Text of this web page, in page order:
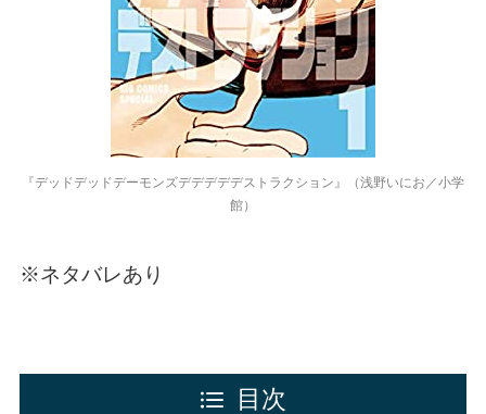
『デッドデッドデーモンズデデデデデストラクション』（浅野いにお／小学
館）
※ネタバレあり
目次